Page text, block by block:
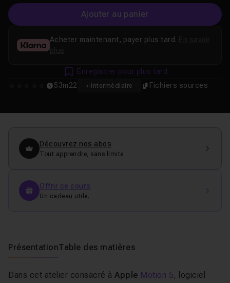
Ajouter au panier
53m22 Intermédiaire Fichiers sources
Acheter maintenant, payer plus tard.
plus
Enregistrer pour plus tard
Découvrez nos abos
Tout apprendre, sans limite
Offrir ce cours
Un cadeau utile.
PrésentationTable des matières
Dans cet atelier consacré à Apple Motion 5, logiciel